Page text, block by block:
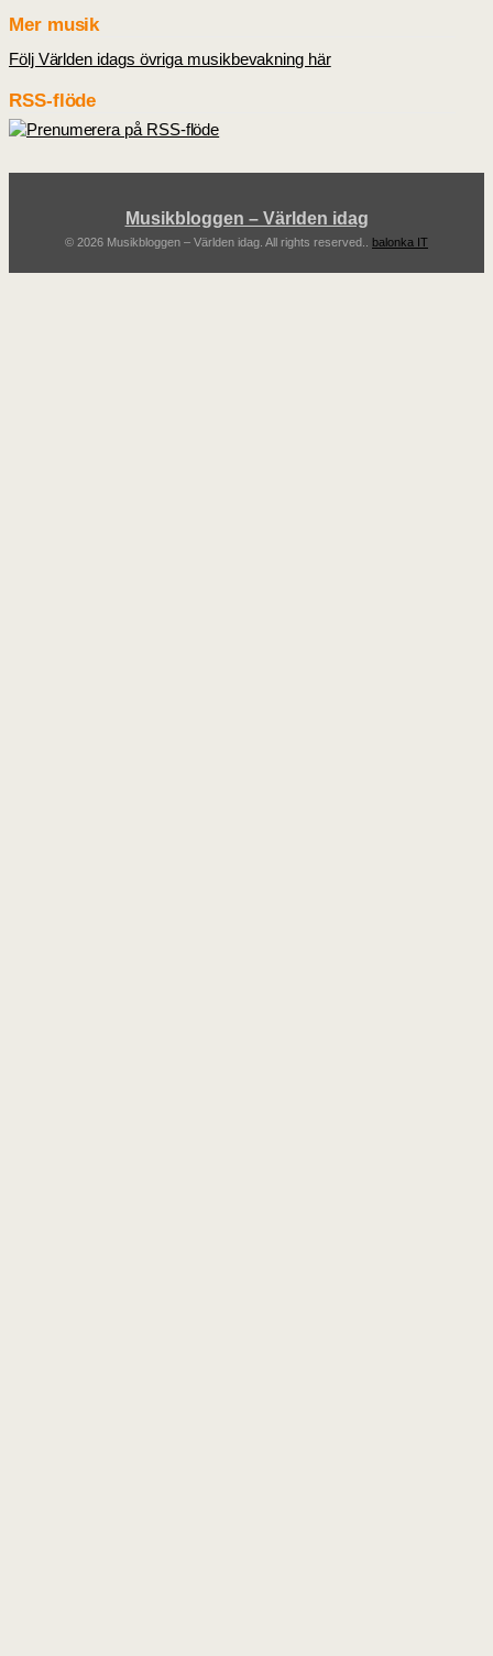
Mer musik
Följ Världen idags övriga musikbevakning här
RSS-flöde
Musikbloggen – Världen idag
© 2026 Musikbloggen – Världen idag. All rights reserved.. balonka IT